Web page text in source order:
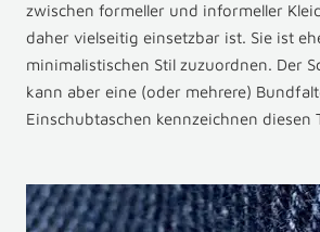
zwischen formeller und informeller
daher vielseitig einsetzbar ist. Sie ist
minimalistischen Stil zuzuordnen. Der
kann aber eine (oder mehrere)
Einschubtaschen kennzeichnen diesen